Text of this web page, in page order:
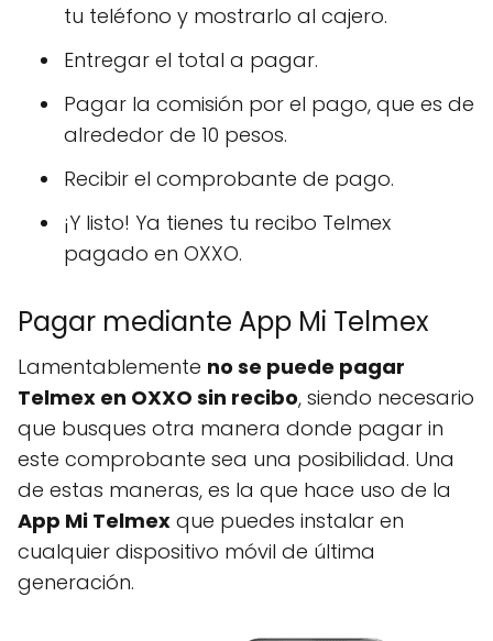
tu teléfono y mostrarlo al cajero.
Entregar el total a pagar.
Pagar la comisión por el pago, que es de
alrededor de 10 pesos.
Recibir el comprobante de pago.
¡Y listo! Ya tienes tu recibo Telmex
pagado en OXXO.
Pagar mediante App Mi Telmex
Lamentablemente no se puede pagar
Telmex en OXXO sin recibo, siendo necesario
que busques otra manera donde pagar in
este comprobante sea una posibilidad. Una
de estas maneras, es la que hace uso de la
App Mi Telmex que puedes instalar en
cualquier dispositivo móvil de última
generación.